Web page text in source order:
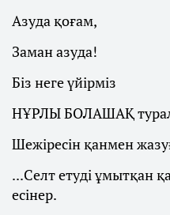
Азуда қоғам,
Заман азуда!
Біз неге үйірміз
НҰРЛЫ БОЛАШАҚ
Шежіресін қанмен
...Селт етуді ұмытқан
есінер.